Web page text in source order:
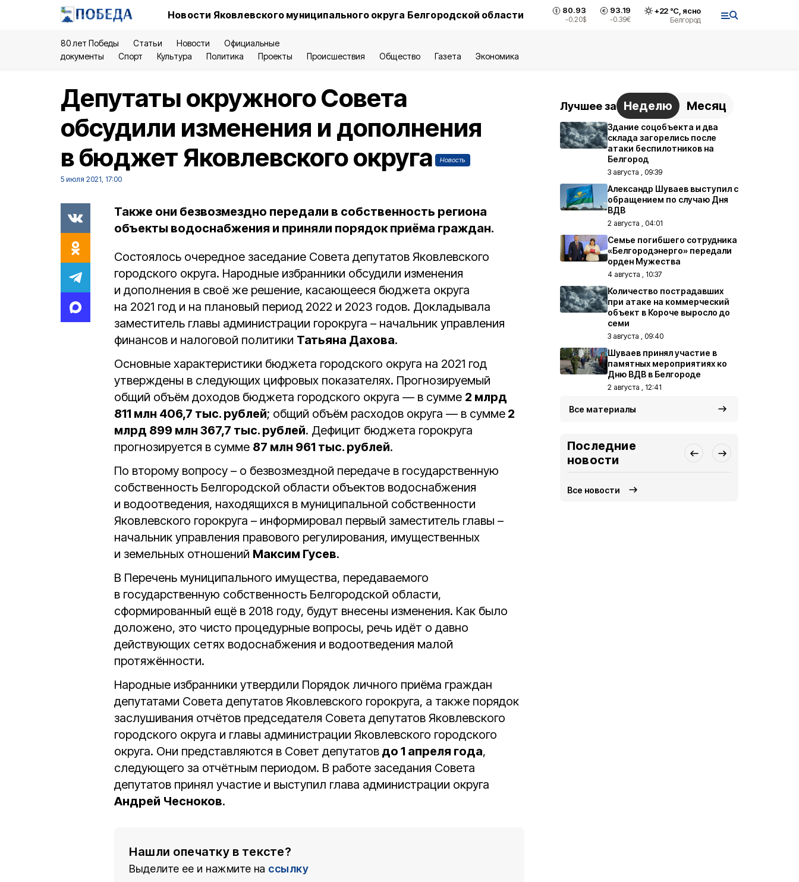
Новости Яковлевского муниципального округа Белгородской области 80.93
-0.20$
93.19
-0.39€
+22°С, ясно
Белгород
80 лет Победы Статьи Новости
Официальные
документы
Спорт Культура Политика Проекты Происшествия Общество Газета Экономика
Депутаты окружного Совета
обсудили изменения и дополнения
в бюджет Яковлевского округа
Новость
5 июля 2021, 17:00
Также они безвозмездно передали в собственность региона
объекты водоснабжения и приняли порядок приёма граждан.
Состоялось очередное заседание Совета депутатов Яковлевского
городского округа. Народные избранники обсудили изменения
и дополнения в своё же решение, касающееся бюджета округа
на 2021 год и на плановый период 2022 и 2023 годов. Докладывала
заместитель главы администрации горокруга – начальник управления
финансов и налоговой политики Татьяна Дахова.
Основные характеристики бюджета городского округа на 2021 год
утверждены в следующих цифровых показателях. Прогнозируемый
общий объём доходов бюджета городского округа — в сумме 2 млрд
811 млн 406,7 тыс. рублей; общий объём расходов округа — в сумме 2
млрд 899 млн 367,7 тыс. рублей. Дефицит бюджета горокруга
прогнозируется в сумме 87 млн 961 тыс. рублей.
По второму вопросу – о безвозмездной передаче в государственную
собственность Белгородской области объектов водоснабжения
и водоотведения, находящихся в муниципальной собственности
Яковлевского горокруга – информировал первый заместитель главы –
начальник управления правового регулирования, имущественных
и земельных отношений Максим Гусев.
В Перечень муниципального имущества, передаваемого
в государственную собственность Белгородской области,
сформированный ещё в 2018 году, будут внесены изменения. Как было
доложено, это чисто процедурные вопросы, речь идёт о давно
действующих сетях водоснабжения и водоотведения малой
протяжённости.
Народные избранники утвердили Порядок личного приёма граждан
депутатами Совета депутатов Яковлевского горокруга, а также порядок
заслушивания отчётов председателя Совета депутатов Яковлевского
городского округа и главы администрации Яковлевского городского
округа. Они представляются в Совет депутатов до 1 апреля года,
следующего за отчётным периодом. В работе заседания Совета
депутатов принял участие и выступил глава администрации округа
Андрей Чесноков.
Нашли опечатку в тексте?
Выделите ее и нажмите на ссылку
Лучшее за Неделю Месяц
Здание соцобъекта и два
склада загорелись после
атаки беспилотников на
Белгород
3 августа , 09:39
Александр Шуваев выступил с
обращением по случаю Дня
ВДВ
2 августа , 04:01
Семье погибшего сотрудника
«Белгородэнерго» передали
орден Мужества
4 августа , 10:37
Количество пострадавших
при атаке на коммерческий
объект в Короче выросло до
семи
3 августа , 09:40
Шуваев принял участие в
памятных мероприятиях ко
Дню ВДВ в Белгороде
2 августа , 12:41
Все материалы
Последние
новости
Все новости